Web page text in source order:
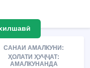
САНАИ АМАЛКУНИ:
ҲОЛАТИ ҲУҶҶАТ:
АМАЛКУНАНДА